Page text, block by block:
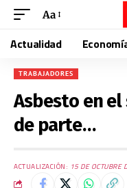
Aa
Actualidad
TRABAJADORES
Asbesto en
de parte…
ACTUALIZACIÓN: 15 DE OCTUBRE